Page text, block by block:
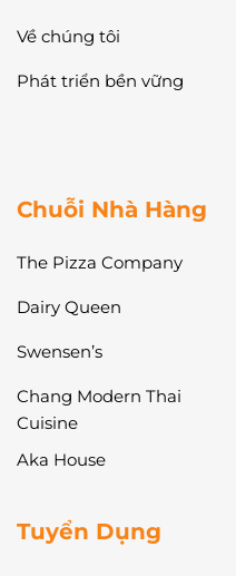
Về chúng tôi
Phát triển bền vững
Chuỗi Nhà Hàng
The Pizza Company
Dairy Queen
Swensen’s
Chang Modern Thai
Cuisine
Aka House
Tuyển Dụng